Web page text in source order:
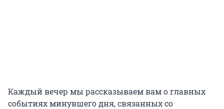
Каждый вечер мы рассказываем вам о главных
событиях минувшего дня, связанных со